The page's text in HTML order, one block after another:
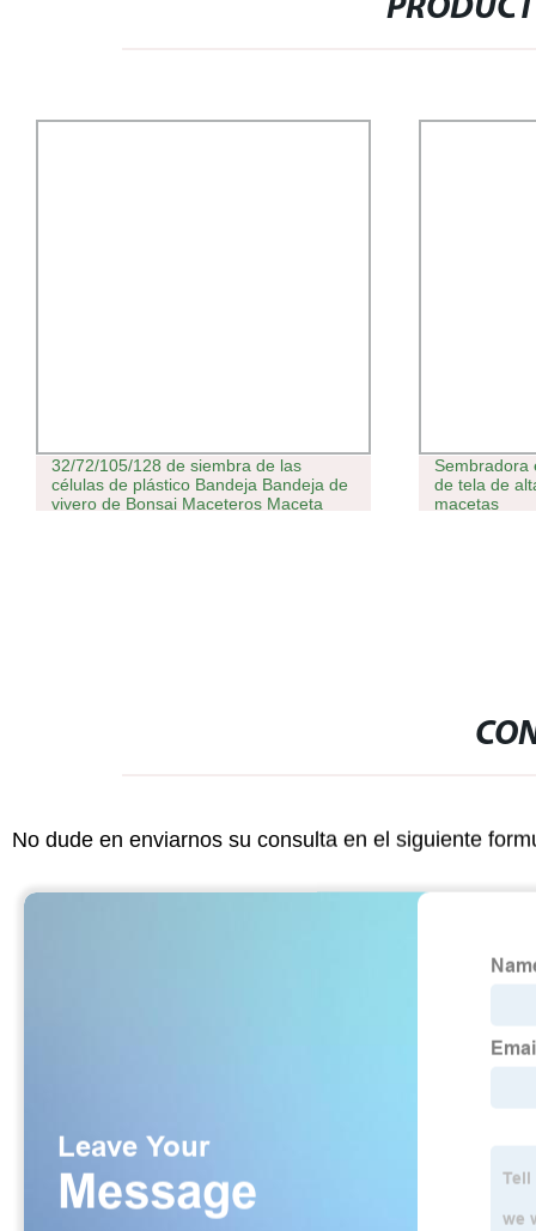
32/72/105/128 de siembra de las
células de plástico Bandeja Bandeja de
vivero de Bonsai Maceteros Maceta
Sembradora
de tela de
macetas
No dude en enviarnos su consulta en el siguiente